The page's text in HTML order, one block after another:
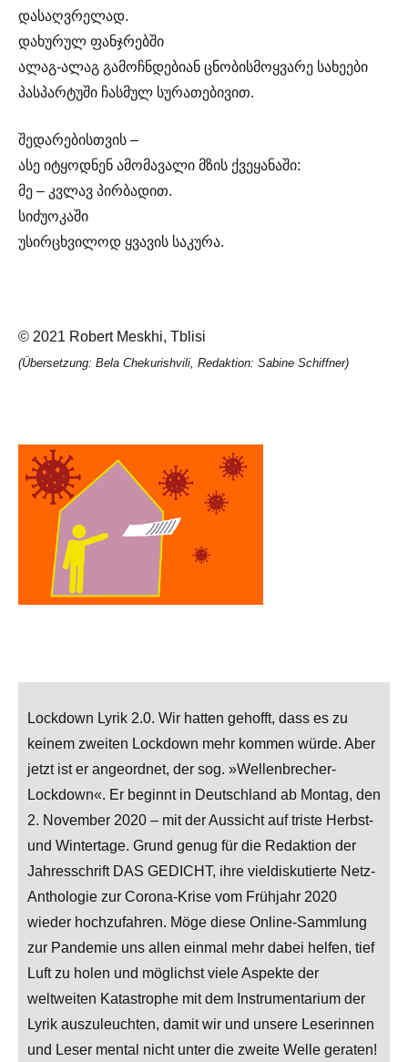
დასაღვრელად.
დახურულ ფანჯრებში
ალაგ-ალაგ გამოჩნდებიან ცნობისმოყვარე სახეები
პასპარტუში ჩასმულ სურათებივით.
შედარებისთვის –
ასე იტყოდნენ ამომავალი მზის ქვეყანაში:
მე – კვლავ პირბადით.
სიძუოკაში
უსირცხვილოდ ყვავის საკურა.
© 2021 Robert Meskhi, Tblisi
(Übersetzung: Bela Chekurishvili, Redaktion: Sabine Schiffner)
Lockdown Lyrik 2.0. Wir hatten gehofft, dass es zu
keinem zweiten Lockdown mehr kommen würde. Aber
jetzt ist er angeordnet, der sog. »Wellenbrecher-
Lockdown«. Er beginnt in Deutschland ab Montag, den
2. November 2020 – mit der Aussicht auf triste Herbst-
und Wintertage. Grund genug für die Redaktion der
Jahresschrift DAS GEDICHT, ihre vieldiskutierte Netz-
Anthologie zur Corona-Krise vom Frühjahr 2020
wieder hochzufahren. Möge diese Online-Sammlung
zur Pandemie uns allen einmal mehr dabei helfen, tief
Luft zu holen und möglichst viele Aspekte der
weltweiten Katastrophe mit dem Instrumentarium der
Lyrik auszuleuchten, damit wir und unsere Leserinnen
und Leser mental nicht unter die zweite Welle geraten!